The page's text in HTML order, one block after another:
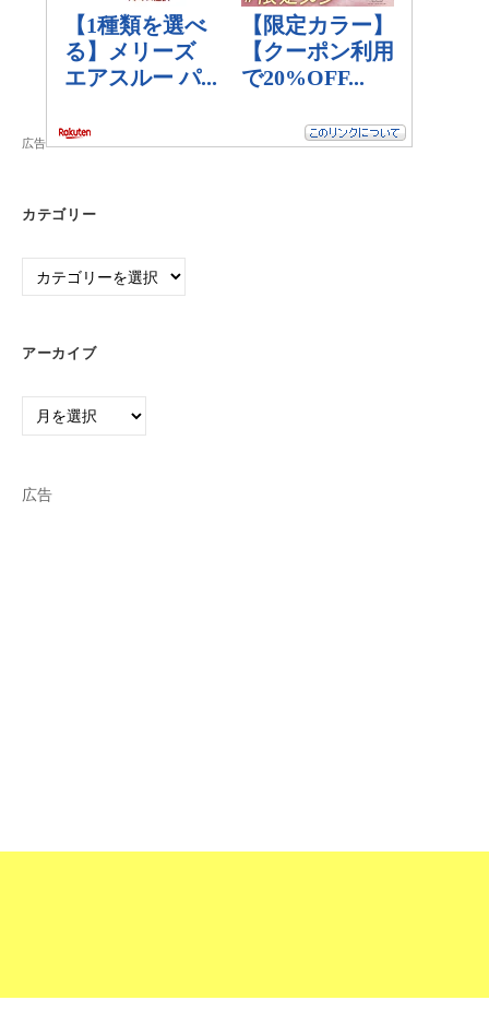
広告
カテゴリー
カ
ー
アーカイブ
ア
ブ
広告